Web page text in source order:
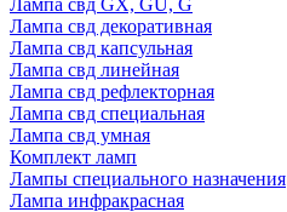
Лампа свд GX, GU, G
Лампа свд декоративная
Лампа свд капсульная
Лампа свд линейная
Лампа свд рефлекторная
Лампа свд специальная
Лампа свд умная
Комплект ламп
Лампы специального назначения
Лампа инфракрасная